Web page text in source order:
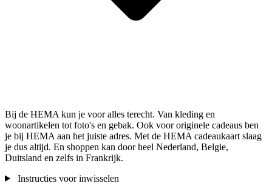
Bij de HEMA kun je voor alles terecht. Van kleding en
woonartikelen tot foto's en gebak. Ook voor originele cadeaus ben
je bij HEMA aan het juiste adres. Met de HEMA cadeaukaart slaag
je dus altijd. En shoppen kan door heel Nederland, Belgie,
Duitsland en zelfs in Frankrijk.
Instructies voor inwisselen